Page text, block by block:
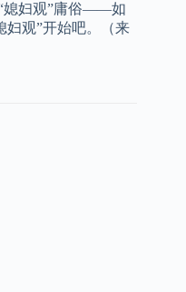
媳妇观”庸俗——如
妇观”开始吧。（来